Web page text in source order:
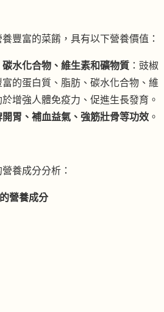
豐富的菜餚，具有以下營養價值：
水化合物、維生素和礦物質 ：豉椒
的蛋白質、脂肪、碳水化合物、維
增強人體免疫力、促進生長發育。
胃、補血益氣、強筋壯骨等功效 。
養成分分析：
營養成分